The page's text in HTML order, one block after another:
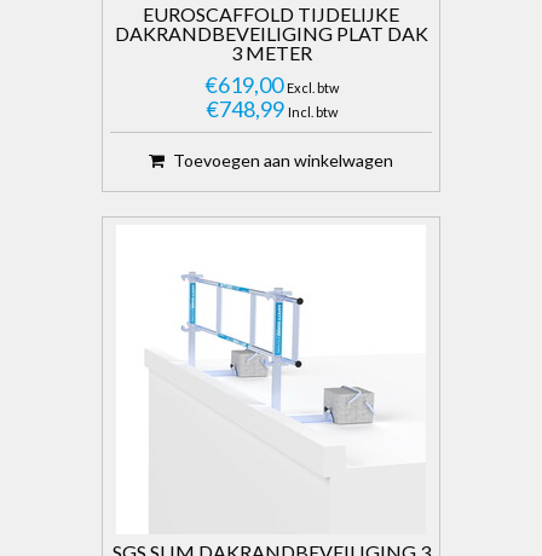
EUROSCAFFOLD TIJDELIJKE
DAKRANDBEVEILIGING PLAT DAK
3 METER
€619,00 Excl. btw
€748,99 Incl. btw
Toevoegen aan winkelwagen
SGS SLIM DAKRANDBEVEILIGING 3